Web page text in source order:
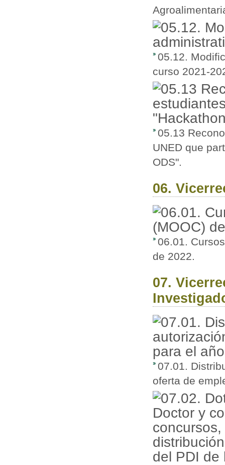
05.12.
curso 2021-
05.13
UNED que
ODS".
06.
06.01.
de 2022.
07.
07.01.
oferta de